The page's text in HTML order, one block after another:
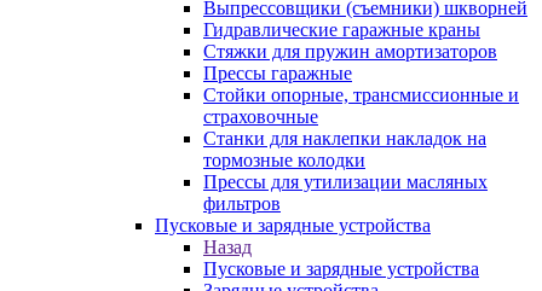
Выпрессовщики (съемники) шкворней
Гидравлические гаражные краны
Стяжки для пружин амортизаторов
Прессы гаражные
Стойки опорные, трансмиссионные и
страховочные
Станки для наклепки накладок на
тормозные колодки
Прессы для утилизации масляных
фильтров
Пусковые и зарядные устройства
Назад
Пусковые и зарядные устройства